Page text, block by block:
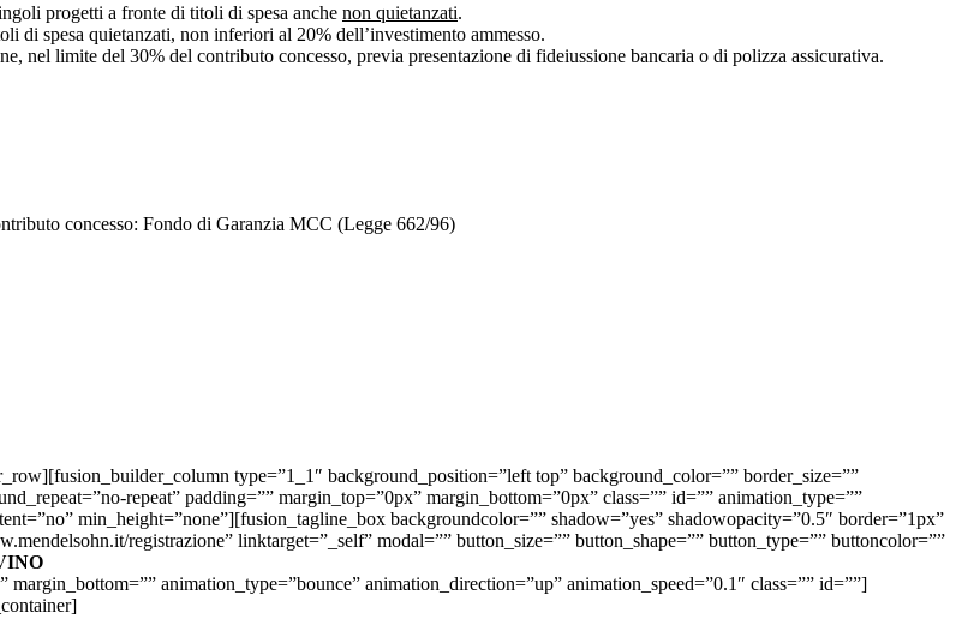
progetti a fronte di titoli di spesa anche non quietanzati.
di spesa quietanzati, non inferiori al 20% dell’investimento ammesso.
nel limite del 30% del contributo concesso, previa presentazione di fideiussione bancaria o di polizza assicurativa.
concesso: Fondo di Garanzia MCC (Legge 662/96)
type=”1_1″ background_position=”left top” background_color=”” border_size=””
repeat” padding=”” margin_top=”0px” margin_bottom=”0px” class=”” id=”” animation_type=””
min_height=”none”][fusion_tagline_box backgroundcolor=”” shadow=”yes” shadowopacity=”0.5″ border=”1px”
registrazione” linktarget=”_self” modal=”” button_size=”” button_shape=”” button_type=”” buttoncolor=””
animation_type=”bounce” animation_direction=”up” animation_speed=”0.1″ class=”” id=””]